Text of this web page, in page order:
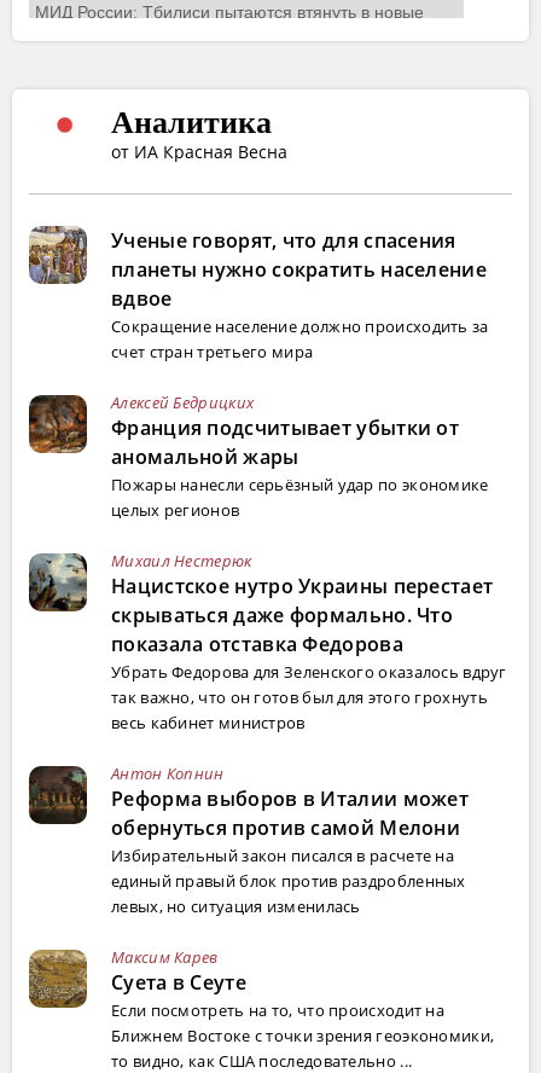
Аналитика
от ИА Красная Весна
Ученые говорят, что для спасения
планеты нужно сократить население
вдвое
Сокращение население должно происходить за
счет стран третьего мира
Алексей Бедрицких
Франция подсчитывает убытки от
аномальной жары
Пожары нанесли серьёзный удар по экономике
целых регионов
Михаил Нестерюк
Нацистское нутро Украины перестает
скрываться даже формально. Что
показала отставка Федорова
Убрать Федорова для Зеленского оказалось вдруг
так важно, что он готов был для этого грохнуть
весь кабинет министров
Антон Копнин
Реформа выборов в Италии может
обернуться против самой Мелони
Избирательный закон писался в расчете на
единый правый блок против раздробленных
левых, но ситуация изменилась
Максим Карев
Суета в Сеуте
Если посмотреть на то, что происходит на
Ближнем Востоке с точки зрения геоэкономики,
то видно, как США последовательно ...